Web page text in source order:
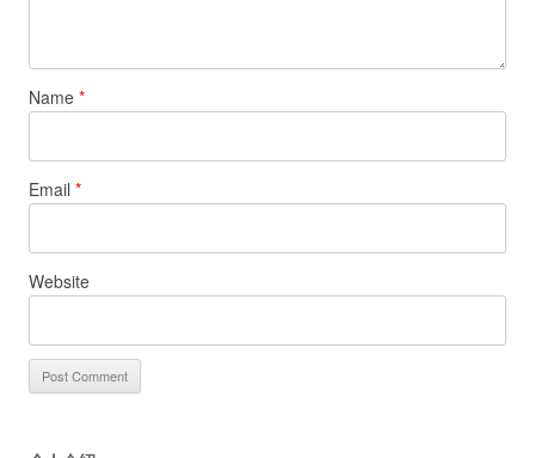
Name *
Email *
Website